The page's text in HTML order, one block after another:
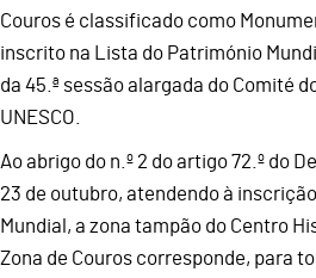
Couros é classificado como
inscrito na Lista do Património
da 45.ª sessão alargada do Comité
UNESCO.
Ao abrigo do n.º 2 do artigo 72.º do
23 de outubro, atendendo à
Mundial, a zona tampão do Centro
Zona de Couros corresponde, para